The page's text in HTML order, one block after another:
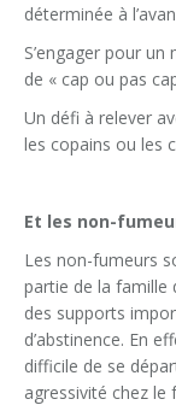
déterminée à
S’engager pour
de « cap ou pas
Un défi à relever
les copains ou les
Et les non-
Les non-fumeurs
partie de la famille
des supports
d’abstinence. En
difficile de se
agressivité chez le